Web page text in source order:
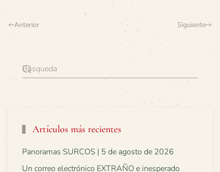
Anterior Siguiente
Artículos más recientes
Panoramas SURCOS | 5 de agosto de 2026
Un correo electrónico EXTRAÑO e inesperado